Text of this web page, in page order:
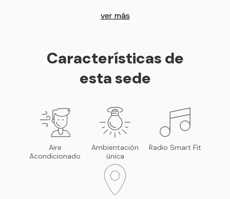
ver más
Características de
esta sede
Aire
Acondicionado
Ambientación
única
Radio Smart Fit